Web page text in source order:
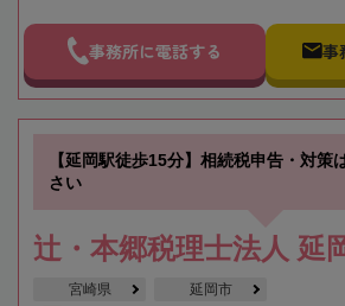
事務所に電話する 事
【延岡駅徒歩15分】相続税申告・対策
さい
辻・本郷税理士法人 延
宮崎県 延岡市